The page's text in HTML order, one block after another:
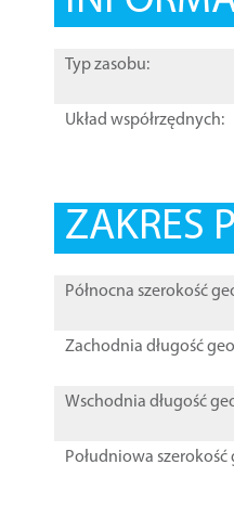
Typ zasobu:
Układ współrzędnych:
ZAKRES
Północna szerokość
Zachodnia długość
Wschodnia długość
Południowa